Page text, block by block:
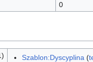
0
Szablon:Dyscyplina (